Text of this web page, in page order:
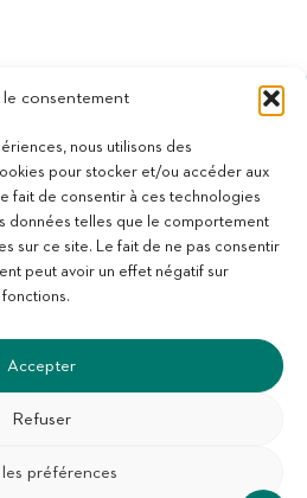
le consentement
nous utilisons des
pour stocker et/ou accéder aux
fait de consentir à ces technologies
données telles que le comportement
sur ce site. Le fait de ne pas consentir
peut avoir un effet négatif sur
Accepter
Refuser
préférences
de France
Atypiques
SUIVEZ-NOUS :